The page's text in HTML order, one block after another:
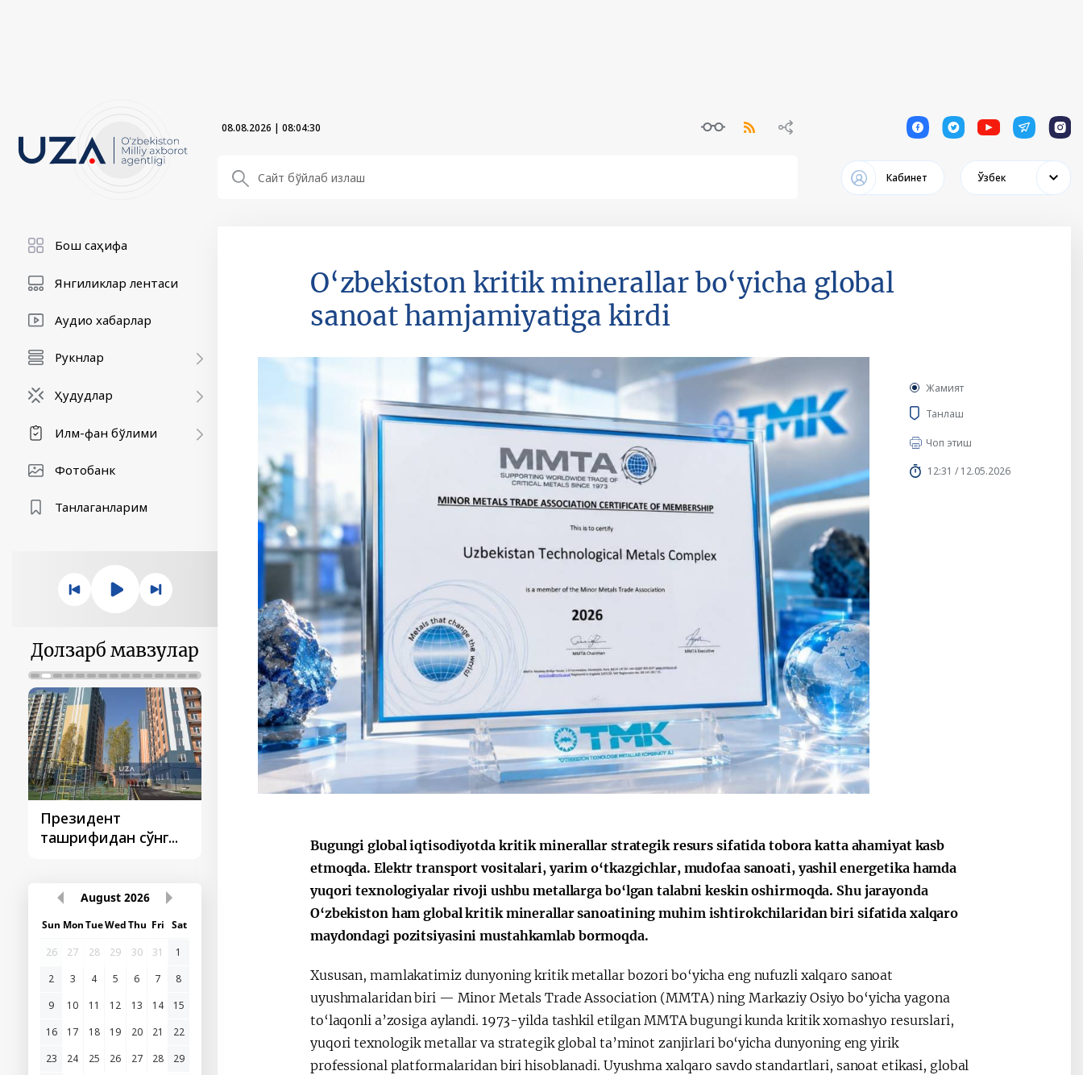
08.08.2026 | 08:04:31 1 1 1 1 1
Кабинет Ўзбек
Бош саҳифа
Янгиликлар лентаси
Аудио хабарлар
Рукнлар
Ҳудудлар
Илм-фан бўлими
Фотобанк
Танлаганларим
Долзарб мавзулар
Президент
ташрифидан сўнг...
ташрифлари
стратегияси
Мирзиёев
раислигида
ўтказилган
видеоселектор
йиғилишлари
August 2026
Sun MonTueWedThu Fri Sat
26
27 28 29 30 31
1
2
3 4 5 6 7
8
9
10 11 12 13 14
15
16
17 18 19 20 21
22
23
24 25 26 27 28
29
O‘zbekiston kritik minerallar bo‘yicha global
sanoat hamjamiyatiga kirdi
Жамият
Танлаш
Чоп этиш
12:31 / 12.05.2026
Bugungi global iqtisodiyotda kritik minerallar strategik resurs sifatida tobora katta ahamiyat kasb
etmoqda. Elektr transport vositalari, yarim o‘tkazgichlar, mudofaa sanoati, yashil energetika hamda
yuqori texnologiyalar rivoji ushbu metallarga bo‘lgan talabni keskin oshirmoqda. Shu jarayonda
O‘zbekiston ham global kritik minerallar sanoatining muhim ishtirokchilaridan biri sifatida xalqaro
maydondagi pozitsiyasini mustahkamlab bormoqda.
Xususan, mamlakatimiz dunyoning kritik metallar bozori bo‘yicha eng nufuzli xalqaro sanoat
uyushmalaridan biri — Minor Metals Trade Association (MMTA) ning Markaziy Osiyo bo‘yicha yagona
to‘laqonli a’zosiga aylandi. 1973-yilda tashkil etilgan MMTA bugungi kunda kritik xomashyo resurslari,
yuqori texnologik metallar va strategik global ta’minot zanjirlari bo‘yicha dunyoning eng yirik
professional platformalaridan biri hisoblanadi. Uyushma xalqaro savdo standartlari, sanoat etikasi, global